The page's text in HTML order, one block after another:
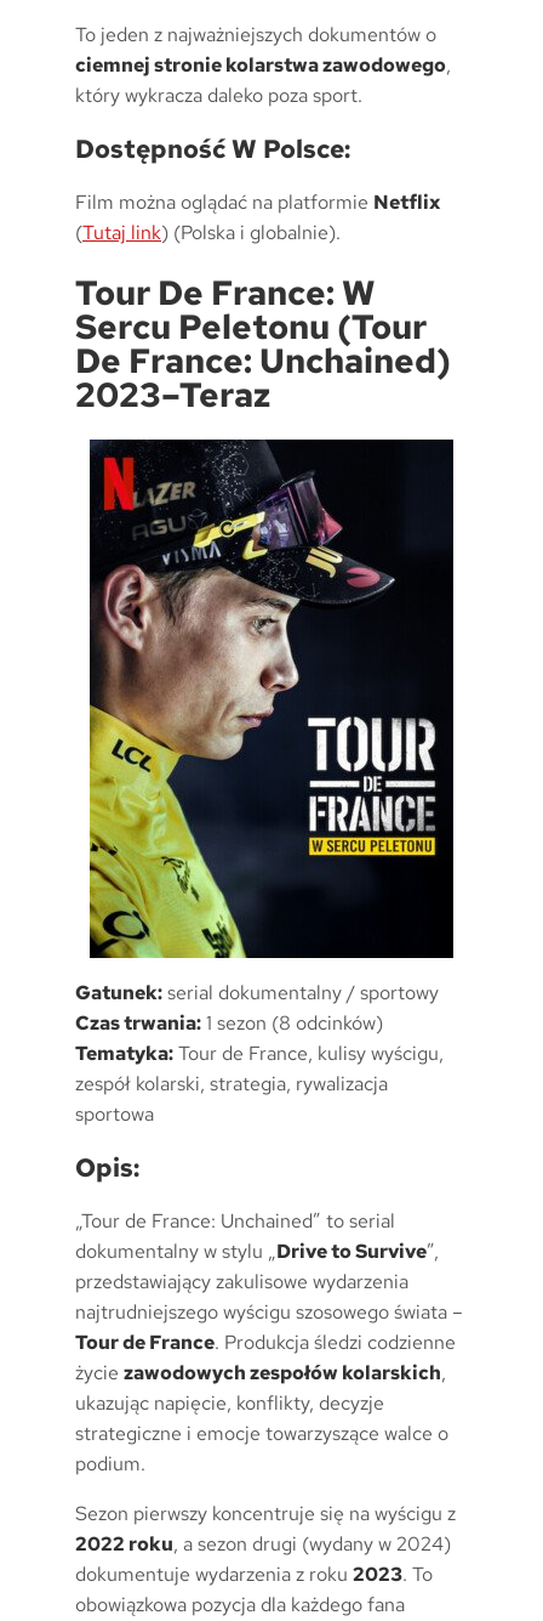
To jeden z najważniejszych dokumentów o
ciemnej stronie kolarstwa zawodowego,
który wykracza daleko poza sport.
Dostępność W Polsce:
Film można oglądać na platformie Netflix
(Tutaj link) (Polska i globalnie).
Tour De France: W
Sercu Peletonu (Tour
De France: Unchained)
2023–Teraz
Gatunek:serial dokumentalny / sportowy
Czas trwania:1 sezon (8 odcinków)
Tematyka:Tour de France, kulisy wyścigu,
zespół kolarski, strategia, rywalizacja
sportowa
Opis:
„Tour de France: Unchained” to serial
dokumentalny w stylu „Drive to Survive”,
przedstawiający zakulisowe wydarzenia
najtrudniejszego wyścigu szosowego świata –
Tour de France. Produkcja śledzi codzienne
życie zawodowych zespołów kolarskich,
ukazując napięcie, konflikty, decyzje
strategiczne i emocje towarzyszące walce o
podium.
Sezon pierwszy koncentruje się na wyścigu z
2022 roku, a sezon drugi (wydany w 2024)
dokumentuje wydarzenia z roku 2023. To
obowiązkowa pozycja dla każdego fana